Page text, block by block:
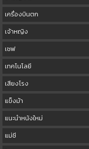
เครื่องบินตก
เจ้าหญิง
เชฟ
เทคโนโลยี
เสียงโรง
แข็งม้า
แนะนำหนังใหม่
แม่ชี